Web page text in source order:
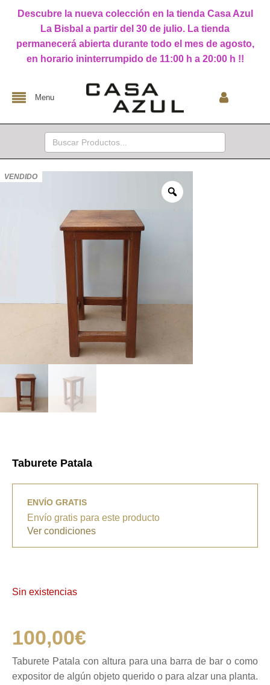
Descubre la nueva colección en la tienda Casa Azul
La Bisbal a partir del 30 de julio. La tienda
permanecerá abierta durante todo el mes de agosto,
en horario ininterrumpido de 11:00 h a 20:00 h !!
Menu
Buscar:
VENDIDO
Taburete Patala
ENVÍO GRATIS
Envío gratis para este producto
Ver condiciones
Sin existencias
100,00€
Taburete Patala con altura para una barra de bar o como
expositor de algún objeto querido o para alzar una planta.